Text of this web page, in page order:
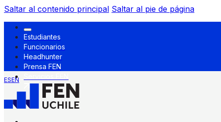
Saltar al contenido principal Saltar al pie de página
Estudiantes
Funcionarios
Headhunter
Prensa FEN
ESEN